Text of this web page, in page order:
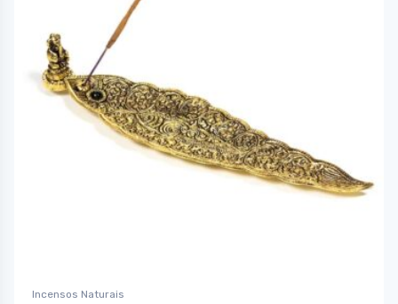
Incensos Naturais